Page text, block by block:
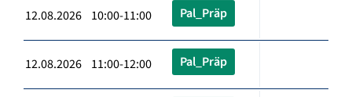
12.08.2026 10:00-11:00 Pal_Präp
12.08.2026 11:00-12:00 Pal_Präp